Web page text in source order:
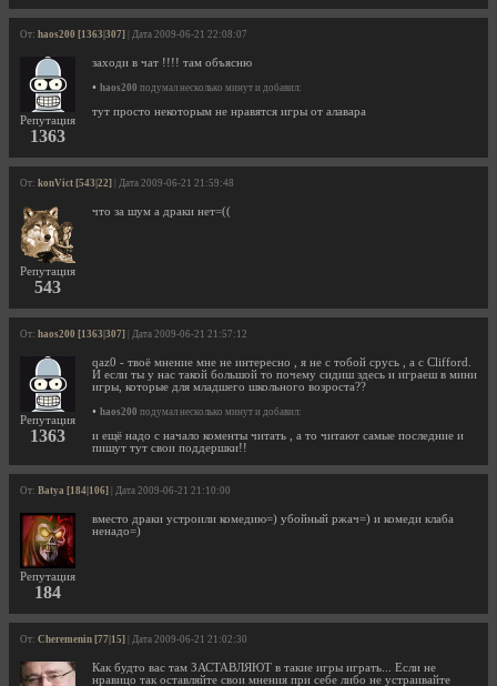
От: haos200 [1363|307] | Дата 2009-06-21 22:08:07
Репутация
1363
заходи в чат !!!! там объясню
• haos200 подумал несколько минут и добавил:
тут просто некоторым не нравятся игры от алавара
От: konVict [543|22] | Дата 2009-06-21 21:59:48
Репутация
543
что за шум а драки нет=((
От: haos200 [1363|307] | Дата 2009-06-21 21:57:12
Репутация
1363
qaz0 - твоё мнение мне не интересно , я не с тобой срусь , а с Clifford.
И если ты у нас такой большой то почему сидиш здесь и играеш в мини
игры, которые для младшего школьного возроста??
• haos200 подумал несколько минут и добавил:
и ещё надо с начало коменты читать , а то читают самые последние и
пишут тут свои поддершки!!
От: Batya [184|106] | Дата 2009-06-21 21:10:00
Репутация
184
вместо драки устроили комедию=) убойный ржач=) и комеди клаба
ненадо=)
От: Cheremenin [77|15] | Дата 2009-06-21 21:02:30
Как будто вас там ЗАСТАВЛЯЮТ в такие игры играть... Если не
нравицо так оставляйте свои мнения при себе либо не устраивайте